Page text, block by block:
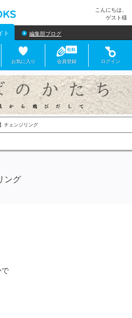
こんにちは、
ゲスト様
ト 編集部ブログ
お気に入り 会員登録 ログイン
ング
で